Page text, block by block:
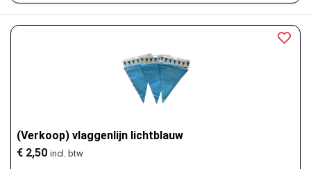
(Verkoop) vlaggenlijn lichtblauw
€ 2,50 incl. btw